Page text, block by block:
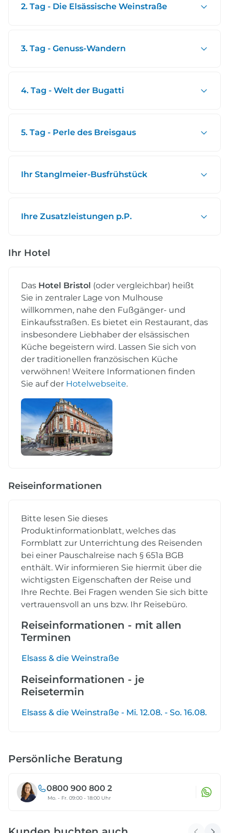
2. Tag - Die Elsässische Weinstraße
3. Tag - Genuss-Wandern
4. Tag - Welt der Bugatti
5. Tag - Perle des Breisgaus
Ihr Stanglmeier-Busfrühstück
Ihre Zusatzleistungen p.P.
Ihr Hotel
Das Hotel Bristol (oder vergleichbar) heißt
Sie in zentraler Lage von Mulhouse
willkommen, nahe den Fußgänger- und
Einkaufsstraßen. Es bietet ein Restaurant, das
insbesondere Liebhaber der elsässischen
Küche begeistern wird. Lassen Sie sich von
der traditionellen französischen Küche
verwöhnen! Weitere Informationen finden
Sie auf der Hotelwebseite.
Reiseinformationen
Bitte lesen Sie dieses
Produktinformationblatt, welches das
Formblatt zur Unterrichtung des Reisenden
bei einer Pauschalreise nach § 651a BGB
enthält. Wir informieren Sie hiermit über die
wichtigsten Eigenschaften der Reise und
Ihre Rechte. Bei Fragen wenden Sie sich bitte
vertrauensvoll an uns bzw. Ihr Reisebüro.
Reiseinformationen - mit allen
Terminen
Elsass & die Weinstraße
Reiseinformationen - je
Reisetermin
Elsass & die Weinstraße - Mi. 12.08. - So. 16.08.
Persönliche Beratung
0800 900 800 2
Mo. - Fr. 09:00 - 18:00 Uhr